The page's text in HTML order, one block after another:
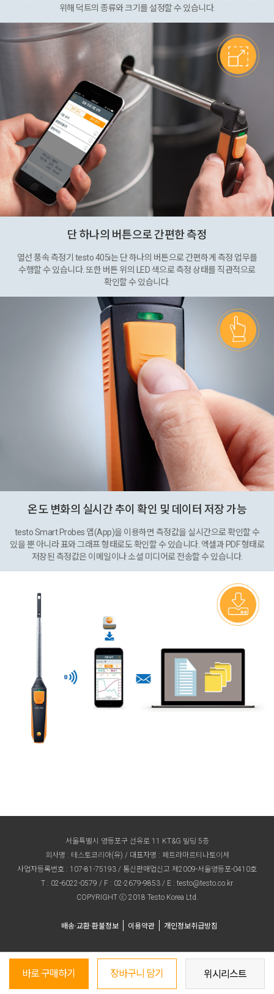
바로 구매하기 장바구니 담기 위시리스트
위해 덕트의 종류와 크기를 설정할 수 있습니다.
단 하나의 버튼으로 간편한 측정
열선 풍속 측정기 testo 405i는 단 하나의 버튼으로 간편하게 측정 업무를
수행할 수 있습니다. 또한 버튼 위의 LED 색으로 측정 상태를 직관적으로
확인할 수 있습니다.
온도 변화의 실시간 추이 확인 및 데이터 저장 가능
testo Smart Probes 앱(App)을 이용하면 측정값을 실시간으로 확인할 수
있을 뿐 아니라 표와 그래프 형태로도 확인할 수 있습니다. 엑셀과 PDF 형태로
저장된 측정값은 이메일이나 소셜 미디어로 전송할 수 있습니다.
서울특별시 영등포구 선유로 11 KT&G 빌딩 5층
회사명 : 테스토코리아(유) / 대표자명 : 페트라마르티나토이셔
사업자등록번호 : 107-81-75193 / 통신판매업신고 제2009-서울영등포-0410호
T : 02-6022-0579 / F : 02-2679-9853 / E : testo@testo.co.kr
COPYRIGHT ⓒ 2018 Testo Korea Ltd.
배송·교환·환불정보 이용약관 개인정보취급방침
TOP